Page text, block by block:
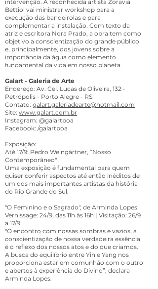
intervenção. A reconhecida artista Zoravia
Bettiol vai ministrar workshop para a
execução das bandeirolas e para
complementar a instalação. Com texto da
atriz e escritora Nora Prado, a obra tem como
objetivo a conscientização do grande público
e, principalmente, dos jovens sobre a
importância da água como elemento
fundamental da vida em nosso planeta.
Galart - Galeria de Arte
Endereço: Av. Cel. Lucas de Oliveira, 132 -
Petrópolis - Porto Alegre - RS
Contato: galart.galeriadearte@hotmail.com
Site: www.galart.com.br
Instagram: @galartpoa
Facebook: /galartpoa
Exposição:
Até 17/9: Pedro Weingärtner, “Nosso
Contemporâneo"
Uma exposição é fundamental para quem
quiser conferir aspectos até então inéditos de
um dos mais importantes artistas da história
do Rio Grande do Sul.
"O Feminino e o Sagrado", de Arminda Lopes
Vernissage: 24/9, das 11h às 16h | Visitação: 26/9
a 17/9
"O encontro com nossas sombras e vazios, a
conscientização de nossa verdadeira essência
é o reflexo dos nossos atos e do que criamos.
A busca do equilíbrio entre Yin e Yang nos
proporciona estar em comunhão com o outro
e abertos à experiência do Divino”, declara
Arminda Lopes.